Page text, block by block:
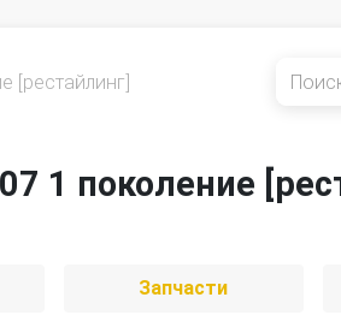
[рестайлинг]
1 поколение
Запчасти